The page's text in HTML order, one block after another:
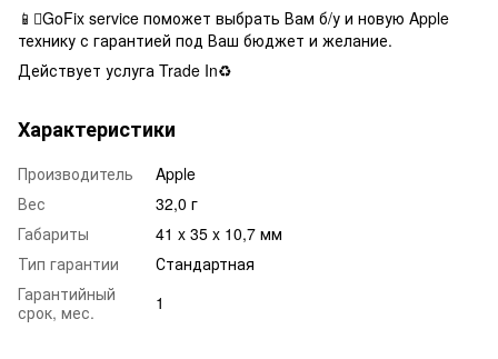
📱GoFix service поможет выбрать Вам б/у и новую Apple
технику с гарантией под Ваш бюджет и желание.
Действует услуга Trade In♻️
Характеристики
Производитель
Apple
Вес
32,0 г
Габариты
41 x 35 x 10,7 мм
Тип гарантии
Стандартная
Гарантийный
срок, мес.
1